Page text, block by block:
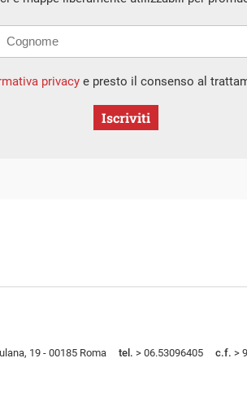
privacye presto il consenso al
Iscriviti
19 - 00185 Roma tel. > 06.53096405 c.f. >